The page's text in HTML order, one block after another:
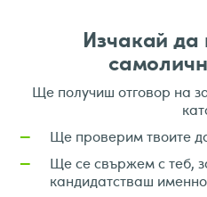
Изчакай
Ще получиш отговор на
— Ще проверим твоите
—
Ще се свържем с теб,
кандидатстваш